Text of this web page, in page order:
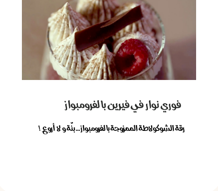
فوري نوار في فيرين بالفرومبواز
رقة الشوكولاطة الممزوجة بالفرومبواز... بنٌة و لا أروع !